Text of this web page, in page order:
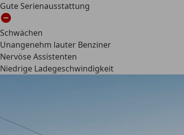
Gute Serienausstattung
Schwächen
Unangenehm lauter Benziner
Nervöse Assistenten
Niedrige Ladegeschwindigkeit